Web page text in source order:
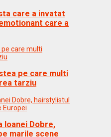
care a invatat
care a
pe care multi
tarziu
Ioanei Dobre,
marile scene